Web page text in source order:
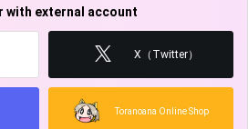
with external account
X（Twitter）
Toranoana Online Shop